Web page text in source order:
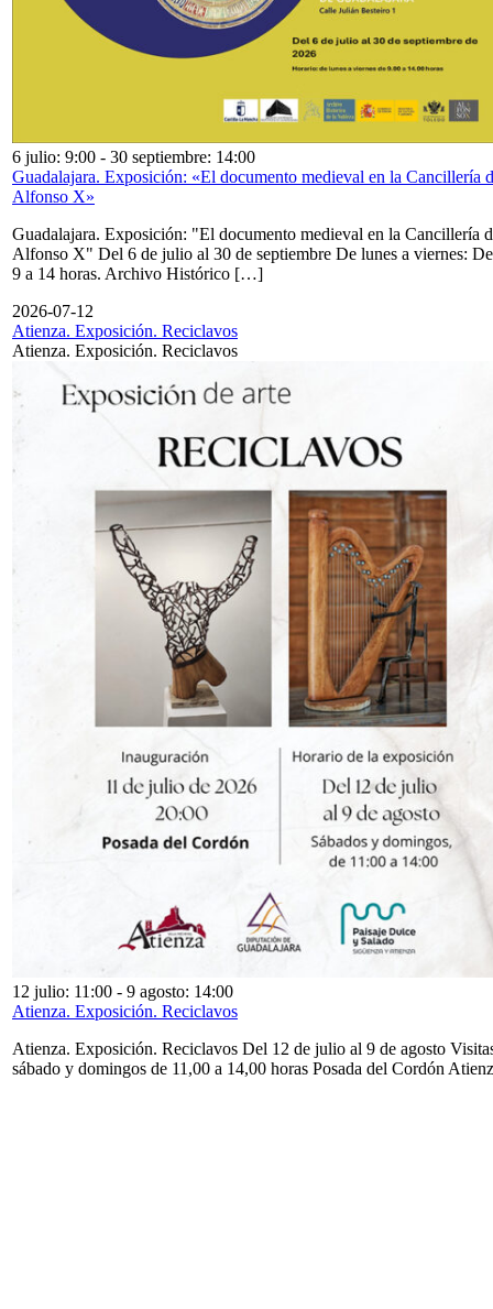
6 julio: 9:00 - 30 septiembre: 14:00
Guadalajara. Exposición: «El documento medieval en la Cancillería
Alfonso X»
Guadalajara. Exposición: "El documento medieval en la Cancillería
Alfonso X" Del 6 de julio al 30 de septiembre De lunes a viernes: De
9 a 14 horas. Archivo Histórico […]
2026-07-12
Atienza. Exposición. Reciclavos
Atienza. Exposición. Reciclavos
12 julio: 11:00 - 9 agosto: 14:00
Atienza. Exposición. Reciclavos
Atienza. Exposición. Reciclavos Del 12 de julio al 9 de agosto
sábado y domingos de 11,00 a 14,00 horas Posada del Cordón